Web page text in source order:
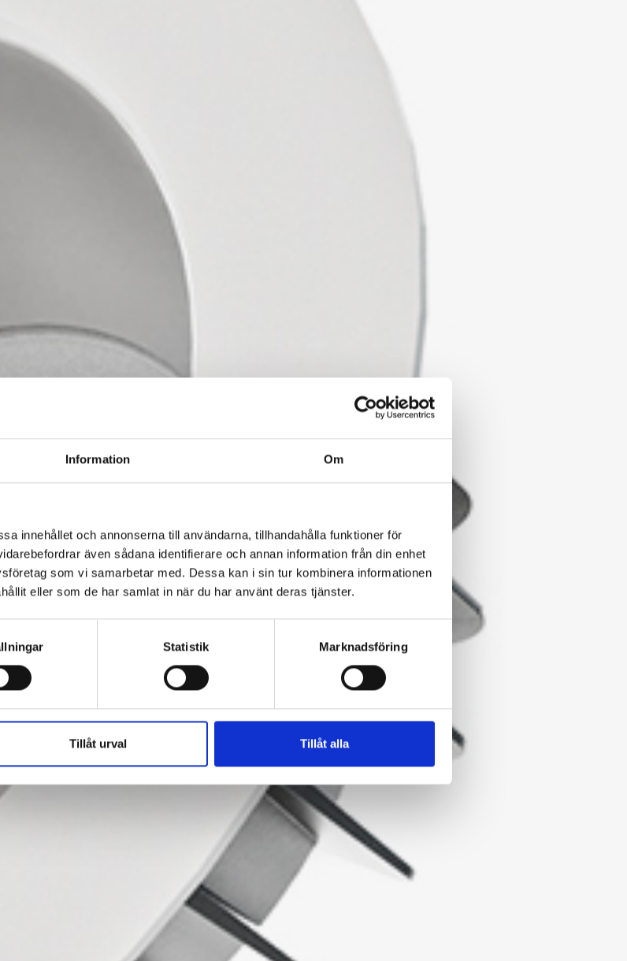
Information Om
innehållet och annonserna till användarna, tillhandahålla funktioner för
även sådana identifierare och annan information från din enhet
som vi samarbetar med. Dessa kan i sin tur kombinera informationen
eller som de har samlat in när du har använt deras tjänster.
Statistik Marknadsföring
Tillåt urval Tillåt alla